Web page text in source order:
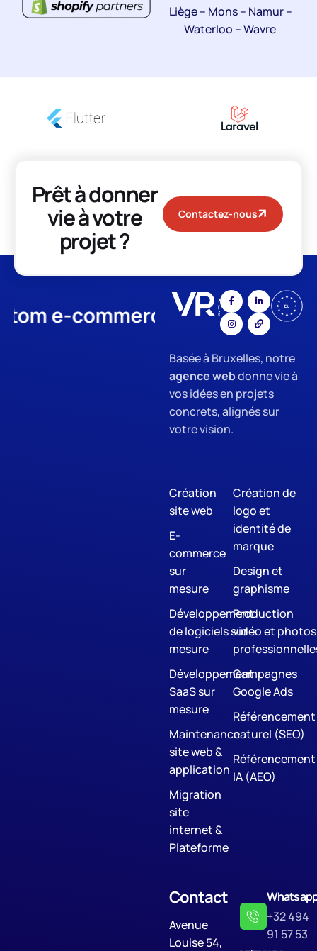
Liège– Mons– Namur–
Waterloo –Wavre
Prêt à donner
vie à votre
projet ?
Contactez-nous
e-commerce App
Basée à Bruxelles, notre
agence webdonne vie à
vos idées en projets
concrets, alignés sur
votre vision.
Création
site web
E-
commerce
sur
mesure
Développement
de logiciels sur
mesure
Développement
SaaS sur
mesure
Maintenance
site web &
application
Migration
site
internet &
Plateforme
Création de
logo et
identité de
marque
Design et
graphisme
Production
vidéo et photos
Campagnes
Google Ads
Référencement
naturel (SEO)
Référencement
IA (AEO)
Contact
Avenue
Louise 54,
+32 494
91 57 53